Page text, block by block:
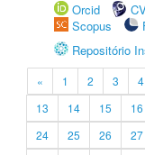
Orcid
Scopus
Repositório
« 1 2 3 4
13
14 15 16
24
25 26 27